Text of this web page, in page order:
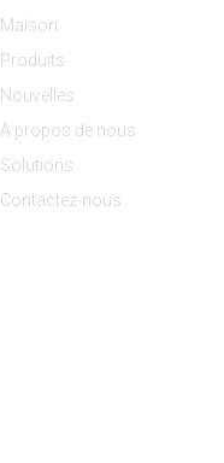
Maison
Produits
Nouvelles
À propos de nous
Solutions
Contactez-nous